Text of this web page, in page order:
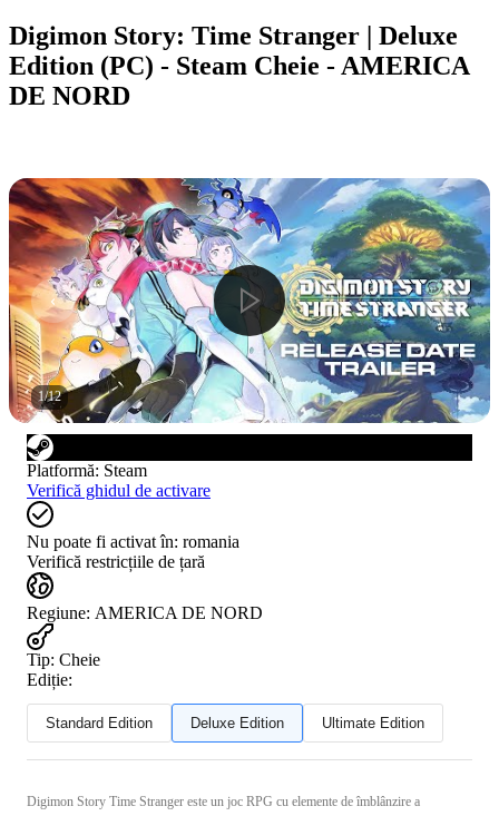
Digimon Story: Time Stranger | Deluxe
Edition (PC) - Steam Cheie - AMERICA
DE NORD
1/12
Platformă: Steam
Verifică ghidul de activare
Nu poate fi activat în: romania
Verifică restricțiile de țară
Regiune: AMERICA DE NORD
Tip: Cheie
Ediție:
Standard Edition Deluxe Edition Ultimate Edition
Digimon Story Time Stranger este un joc RPG cu elemente de îmblânzire a